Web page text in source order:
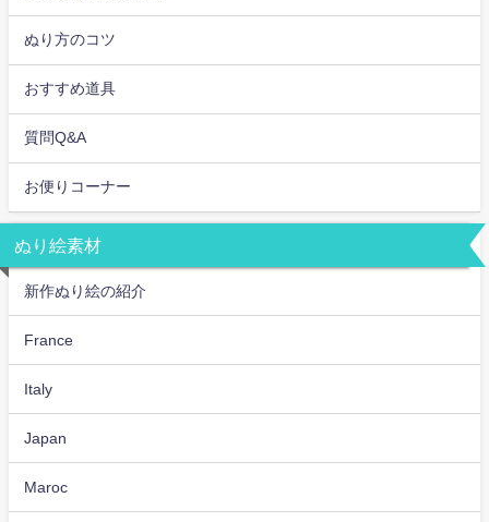
ぬり方のコツ
おすすめ道具
質問Q&A
お便りコーナー
ぬり絵素材
新作ぬり絵の紹介
France
Italy
Japan
Maroc